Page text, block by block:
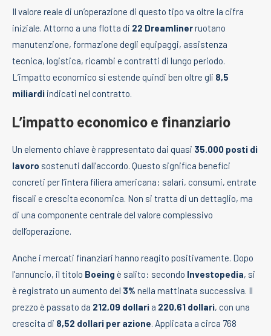
Il valore reale di un’operazione di questo tipo va oltre la cifra
iniziale. Attorno a una flotta di 22 Dreamlinerruotano
manutenzione, formazione degli equipaggi, assistenza
tecnica, logistica, ricambi e contratti di lungo periodo.
L’impatto economico si estende quindi ben oltre gli 8,5
miliardi indicati nel contratto.
L’impatto economico e finanziario
Un elemento chiave è rappresentato dai quasi 35.000 posti di
lavoro sostenuti dall’accordo. Questo significa benefici
concreti per l’intera filiera americana: salari, consumi, entrate
fiscali e crescita economica. Non si tratta di un dettaglio, ma
di una componente centrale del valore complessivo
dell’operazione.
Anche i mercati finanziari hanno reagito positivamente. Dopo
l’annuncio, il titolo Boeing è salito: secondo Investopedia, si
è registrato un aumento del 3% nella mattinata successiva. Il
prezzo è passato da 212,09 dollari a 220,61 dollari, con una
crescita di 8,52 dollari per azione. Applicata a circa 768